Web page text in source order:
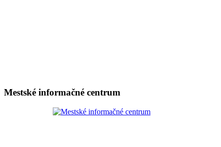
Mestské informačné centrum